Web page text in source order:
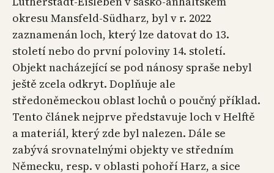
okresu Mansfeld-Südharz, byl v r. 2022
zaznamenán loch, který lze datovat do 13.
století nebo do první poloviny 14. století.
Objekt nacházející se pod nánosy spraše nebyl
ještě zcela odkryt. Doplňuje ale
středoněmeckou oblast lochů o poučný příklad.
Tento článek nejprve představuje loch v Helftě
a materiál, který zde byl nalezen. Dále se
zabývá srovnatelnými objekty ve středním
Německu, resp. v oblasti pohoří Harz, a sice